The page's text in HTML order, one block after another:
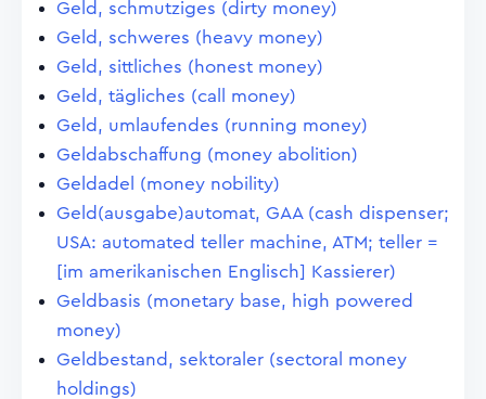
Geld, schmutziges (dirty money)
Geld, schweres (heavy money)
Geld, sittliches (honest money)
Geld, tägliches (call money)
Geld, umlaufendes (running money)
Geldabschaffung (money abolition)
Geldadel (money nobility)
Geld(ausgabe)automat, GAA (cash dispenser;
USA: automated teller machine, ATM; teller =
[im amerikanischen Englisch] Kassierer)
Geldbasis (monetary base, high powered
money)
Geldbestand, sektoraler (sectoral money
holdings)